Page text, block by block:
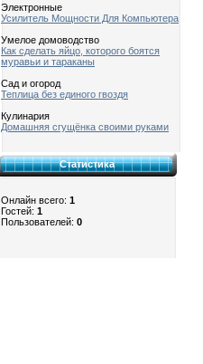
Электронные
Усилитель Мощности Для Компьютера
Умелое домоводство
Как сделать яйцо, которого боятся
муравьи и тараканы
Сад и огород
Теплица без единого гвоздя
Кулинария
Домашняя сгущёнка своими руками
Статистика
Онлайн всего: 1
Гостей: 1
Пользователей: 0